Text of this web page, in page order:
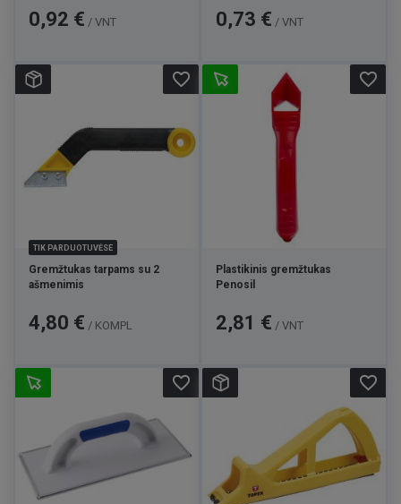
Kaina
0,92 € / VNT
Kaina
0,73 € / VNT
TIK PARDUOTUVĖSE
Gremžtukas tarpams su 2
ašmenimis
Kaina
4,80 € / KOMPL
favorite_border
Plastikinis gremžtukas
Penosil
Kaina
2,81 € / VNT
favorite_border
favorite_border favorite_border